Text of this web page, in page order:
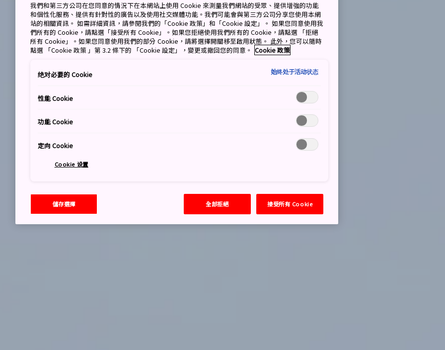
我們和第三方公司在您同意的情況下在本網站上使用 Cookie 來測量我們網站的受眾、提供增強的功能
和個性化服務、提供有針對性的廣告以及使用社交媒體功能。我們可能會與第三方公司分享您使用本網
站的相關資訊。 如需詳細資訊，請參閱我們的「Cookie 政策」和「Cookie 設定」。 如果您同意使用我
們所有的 Cookie，請點選「接受所有 Cookie」。如果您拒絕使用我們所有的 Cookie，請點選 「拒絕
所有 Cookie」。如果您同意使用我們的部分 Cookie，請將選擇開關移至啟用狀態。 此外，您可以隨時
點選 「Cookie 政策 」第 3.2 條下的 「Cookie 設定」，變更或撤回您的同意。 Cookie 政策
绝对必要的 Cookie 始终处于活动状态
性能 Cookie
功能 Cookie
定向 Cookie
Cookie 设置
儲存選擇 全部拒絕 接受所有 Cookie